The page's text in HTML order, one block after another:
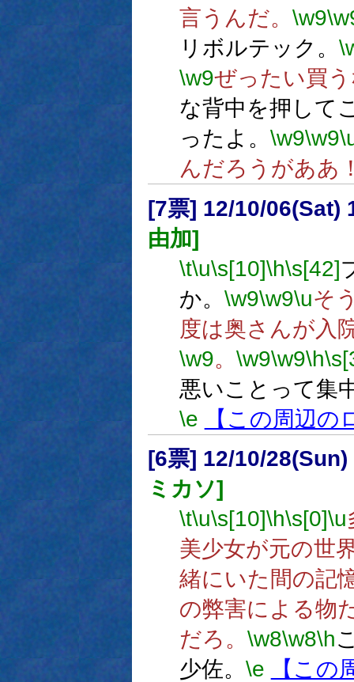
言うんだ。 \w9
リボルテック。
\w9ぜったい買
な背中を押して
ったよ。 \w9\w9
んだろうがああ
[7票] 12/10/06(Sat)
由加]
\t\u\s[10]\h\s[42]
か。 \w9\w9\uそ
度は奥さんが入
\w9。 \w9\w9\h
悪いことって集
\e
【この周辺の
[6票] 12/10/
ミカソ]
\t\u\s[10]\h\s[0]\u
美少女が元の世
緒にいた間の記
の弊害による物
だろ。 \w8\w8\h
少佐。 \e
【この